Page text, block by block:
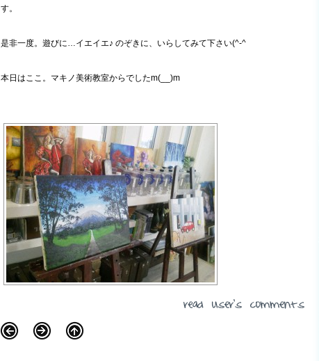
す。
是非一度。遊びに…イエイエ♪ のぞきに、いらしてみて下さい(^-^ゞ
本日はここ。マキノ美術教室からでしたm(__)m